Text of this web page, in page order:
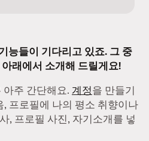
능들이 기다리고 있죠. 그 중
래에서 소개해 드릴게요!
주 간단해요. 계정을 만들기
프로필에 나의 평소 취향이나
, 프로필 사진, 자기소개를 넣